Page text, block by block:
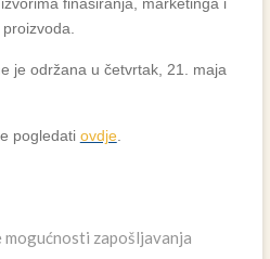
je održana u četvrtak, 21. maja
pogledati ovdje.
zapošljavanja